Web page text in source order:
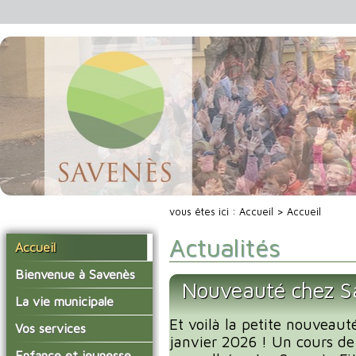
Accueil
Bienvenue à Savenès
Situer Savenès
Savenès en chiffre
L'histoire du village
La vie municipale
Vos élus
Les compte-rendus du
Vos services
La mairie
vous êtes ici : Accueil > Accueil
Actualités
Nouveauté chez
Et voilà la petite
janvier 2026 ! Un cours